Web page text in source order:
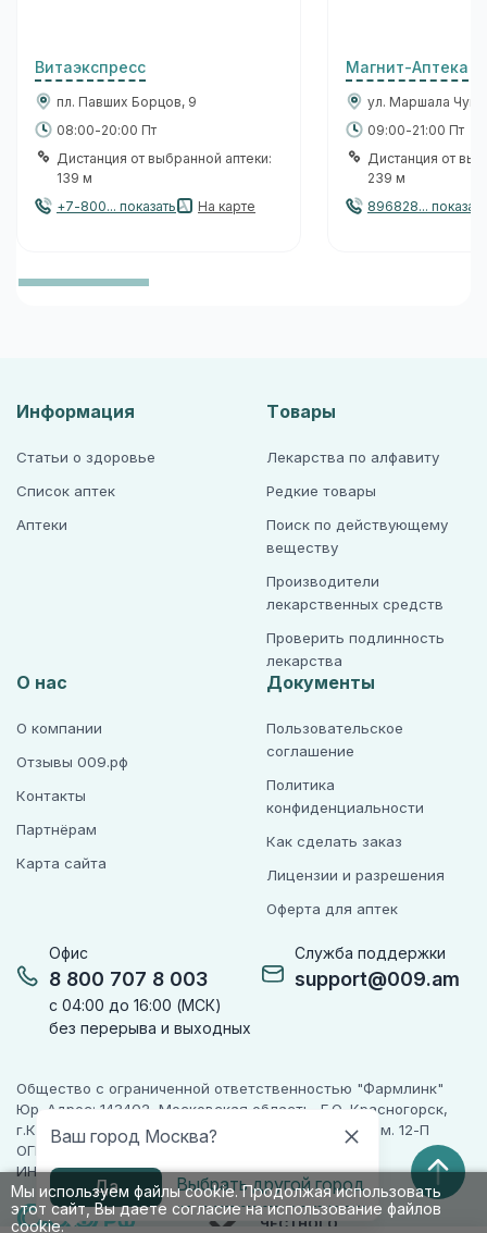
Ваш город Москва?
Да Выбрать другой город
Витаэкспресс
пл. Павших Борцов, 9
08:00-20:00 Пт
Дистанция от выбранной аптеки:
139 м
+7-800... показать
На карте
Магнит-Аптека
ул. Маршала
09:00-21:00 Пт
Дистанция от
239 м
896828... показать
Мы используем файлы cookie. Продолжая использовать
этот сайт, Вы даете согласие на использование файлов
cookie.
Офис
8 800 707 8 003
с 04:00 до 16:00 (МСК)
без перерыва и выходных
Служба поддержки
support@009.am
Информация
Статьи о здоровье
Список аптек
Аптеки
Товары
Лекарства по алфавиту
Редкие товары
Поиск по действующему
веществу
Производители
лекарственных средств
Проверить подлинность
лекарства
О нас
О компании
Отзывы 009.рф
Контакты
Партнёрам
Карта сайта
Документы
Пользовательское
соглашение
Политика
конфиденциальности
Как сделать заказ
Лицензии и разрешения
Оферта для аптек
Общество с ограниченной ответственностью "Фармлинк"
Юр. Адрес: 143402, Московская область, Г.О. Красногорск,
г.Красногорск, ул. Жуковского, д. 17, помещ. III, ком. 12-П
ОГРН 1225000071955
ИНН 5024223277
ПАРТНЕР
ЧЕСТНОГО